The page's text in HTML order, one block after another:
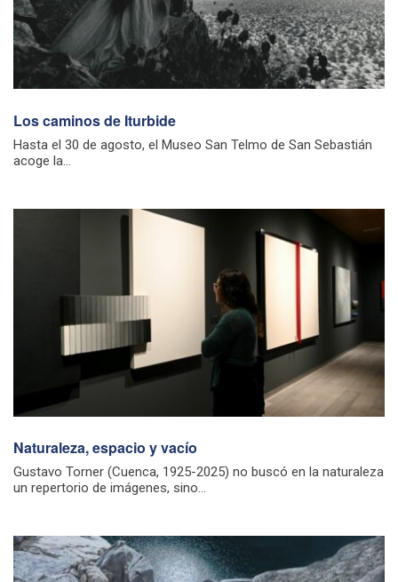
Los caminos de Iturbide
Hasta el 30 de agosto, el Museo San Telmo de San Sebastián
acoge la...
Naturaleza, espacio y vacío
Gustavo Torner (Cuenca, 1925-2025) no buscó en la naturaleza
un repertorio de imágenes, sino...